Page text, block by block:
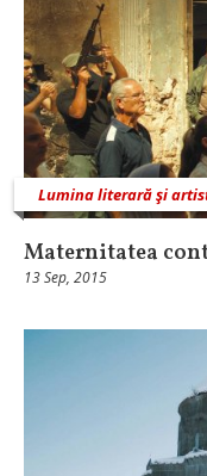
Lumina literară şi
Maternitatea
13 Sep, 2015